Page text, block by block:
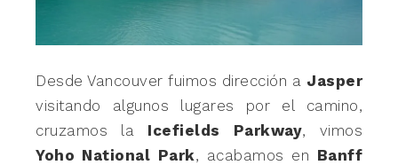
Desde Vancouver fuimos dirección a Jasper
visitando algunos lugares por el camino,
cruzamos la Icefields Parkway, vimos
Yoho National Park, acabamos en Banff